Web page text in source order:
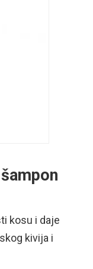
kosu i daje
kivija i